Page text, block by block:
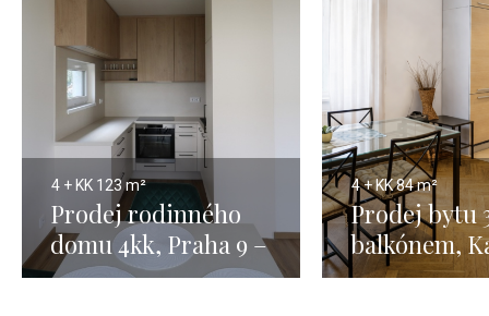
4 + KK 123 m²
Prodej rodinného
domu 4kk, Praha 9 –
123m2
4 + KK84 m²
Prodej bytu
balkónem,
Světlé,